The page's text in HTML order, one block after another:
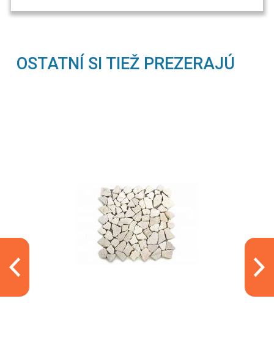
OSTATNÍ SI TIEŽ PREZERAJÚ